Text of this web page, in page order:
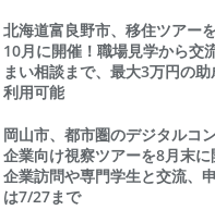
北海道富良野市、移住ツアー
10月に開催！職場見学から交
まい相談まで、最大3万円の助
利用可能
岡山市、都市圏のデジタルコ
企業向け視察ツアーを8月末に
企業訪問や専門学生と交流、
は7/27まで